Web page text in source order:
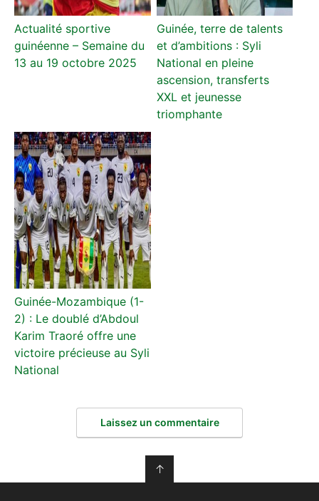
Actualité sportive
guinéenne – Semaine du
13 au 19 octobre 2025
Guinée, terre de talents
et d’ambitions : Syli
National en pleine
ascension, transferts
XXL et jeunesse
triomphante
Guinée-Mozambique (1-
2) : Le doublé d’Abdoul
Karim Traoré offre une
victoire précieuse au Syli
National
Laissez un commentaire
↑